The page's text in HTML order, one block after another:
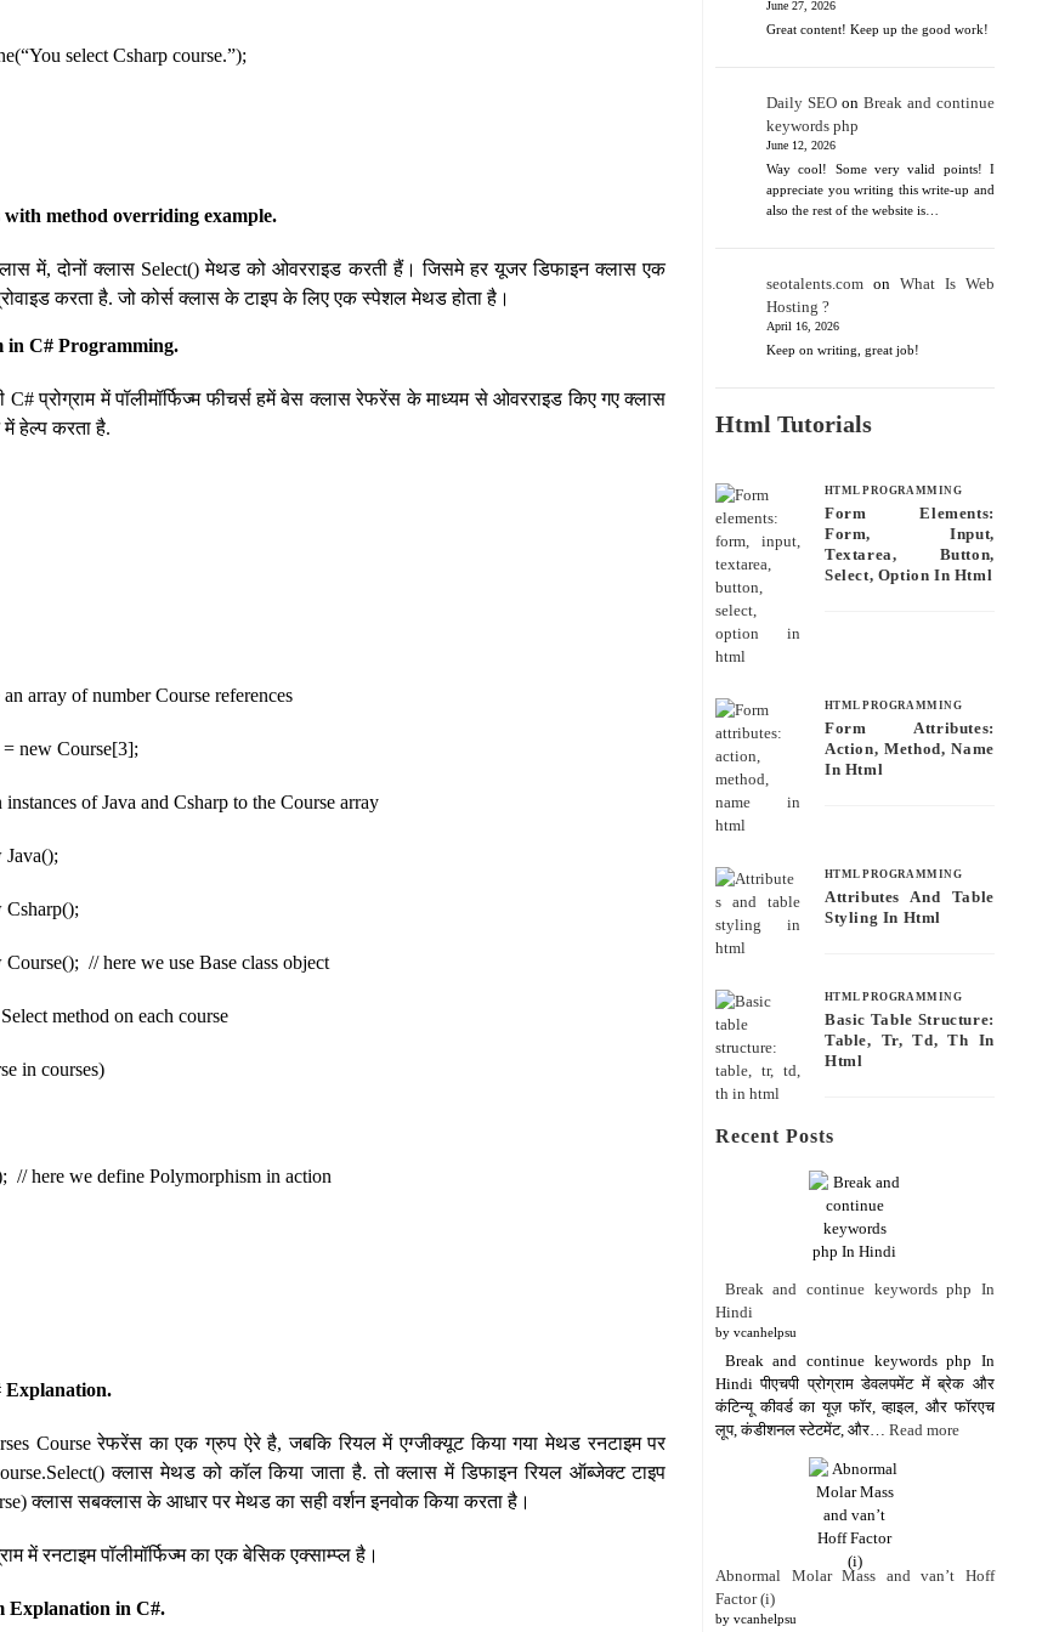
select Csharp course.”);
with method overriding example.
में, दोनों क्लास Select() मेथड को ओवरराइड करती हैं। जिसमे हर यूजर डिफाइन क्लास एक
करता है. जो कोर्स क्लास के टाइप के लिए एक स्पेशल मेथड होता है।
in C# Programming.
प्रोग्राम में पॉलीमॉर्फिज्म फीचर्स हमें बेस क्लास रेफरेंस के माध्यम से ओवरराइड किए गए क्लास
हेल्प करता है.
array of number Course references
new Course[3];
of Java and Csharp to the Course array
// here we use Base class object
method on each course
in courses)
we define Polymorphism in action
Explanation.
Course रेफरेंस का एक ग्रुप ऐरे है, जबकि रियल में एग्जीक्यूट किया गया मेथड रनटाइम पर
क्लास मेथड को कॉल किया जाता है. तो क्लास में डिफाइन रियल ऑब्जेक्ट टाइप
क्लास सबक्लास के आधार पर मेथड का सही वर्शन इनवोक किया करता है।
में रनटाइम पॉलीमॉर्फिज्म का एक बेसिक एक्साम्प्ल है।
Explanation in C#.
June 27, 2026
Great content! Keep up the good work!
Daily SEO on Break and continue
keywords php
June 12, 2026
Way cool! Some very valid points! I
appreciate you writing this write-up and
also the rest of the website is…
seotalents.com onWhat Is Web
Hosting ?
April 16, 2026
Keep on writing, great job!
Html Tutorials
HTML PROGRAMMING
Form Elements:
Form, Input,
Textarea, Button,
Select, Option In Html
HTML PROGRAMMING
Form Attributes:
Action, Method, Name
In Html
HTML PROGRAMMING
Attributes And Table
Styling In Html
HTML PROGRAMMING
Basic Table Structure:
Table, Tr, Td, Th In
Html
Recent Posts
Break and continue keywords php In
Hindi
by vcanhelpsu
Break and continue keywords php In
Hindi पीएचपी प्रोग्राम डेवलपमेंट में ब्रेक और
कंटिन्यू कीवर्ड का यूज़ फॉर, व्हाइल, और फॉरएच
लूप, कंडीशनल स्टेटमेंट, और… Read more
Abnormal Molar Mass and van’t Hoff
Factor (i)
by vcanhelpsu